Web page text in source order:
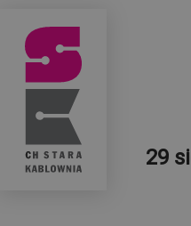
29